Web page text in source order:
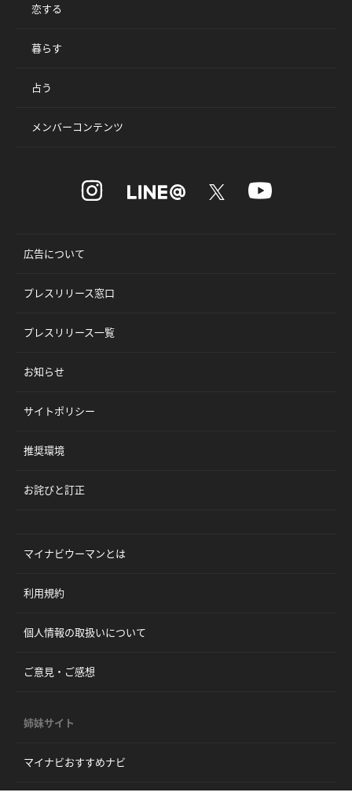
恋する
暮らす
占う
メンバーコンテンツ
広告について
プレスリリース窓口
プレスリリース一覧
お知らせ
サイトポリシー
推奨環境
お詫びと訂正
マイナビウーマンとは
利用規約
個人情報の取扱いについて
ご意見・ご感想
姉妹サイト
マイナビおすすめナビ